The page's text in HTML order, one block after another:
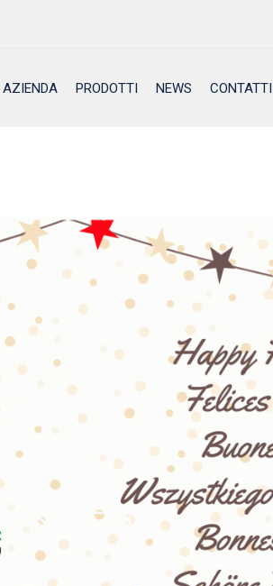
AZIENDA PRODOTTI NEWS CONTATTI